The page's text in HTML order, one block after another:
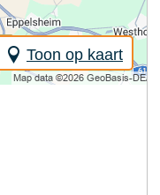
Toon op kaart